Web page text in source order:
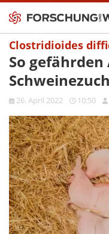
Clostridioides
So
26. April 2022 10:50